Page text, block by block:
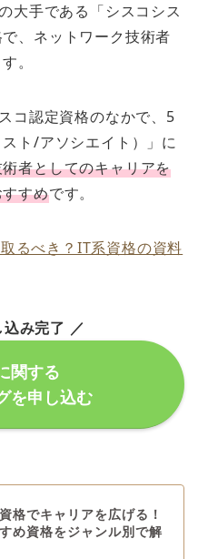
大手である「シスコシス
、ネットワーク技術者
。
コ認定資格のなかで、5
ト/アソシエイト）」に
者としてのキャリアを
すめです。
るべき？IT系資格の資料
み完了 ／
関する
を申し込む
格でキャリアを広げる！
め資格をジャンル別で解